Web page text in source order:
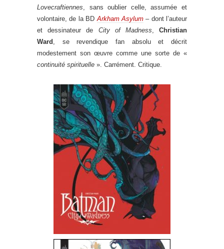
Lovecraftiennes, sans oublier celle, assumée et
volontaire, de la BDArkham Asylum– dont l’auteur
et dessinateur de City of Madness,Christian
Ward , se revendique fan absolu et décrit
modestement son œuvre comme une sorte de «
continuité spirituelle ». Carrément. Critique.